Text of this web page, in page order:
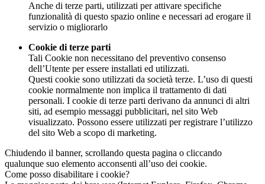
Anche di terze parti, utilizzati per attivare specifiche
funzionalità di questo spazio online e necessari ad erogare il
servizio o migliorarlo
Cookie di terze parti
Tali Cookie non necessitano del preventivo consenso
dell’Utente per essere installati ed utilizzati.
Questi cookie sono utilizzati da società terze. L’uso di questi
cookie normalmente non implica il trattamento di dati
personali. I cookie di terze parti derivano da annunci di altri
siti, ad esempio messaggi pubblicitari, nel sito Web
visualizzato. Possono essere utilizzati per registrare l’utilizzo
del sito Web a scopo di marketing.
Chiudendo il banner, scrollando questa pagina o cliccando
qualunque suo elemento acconsenti all’uso dei cookie.
Come posso disabilitare i cookie?